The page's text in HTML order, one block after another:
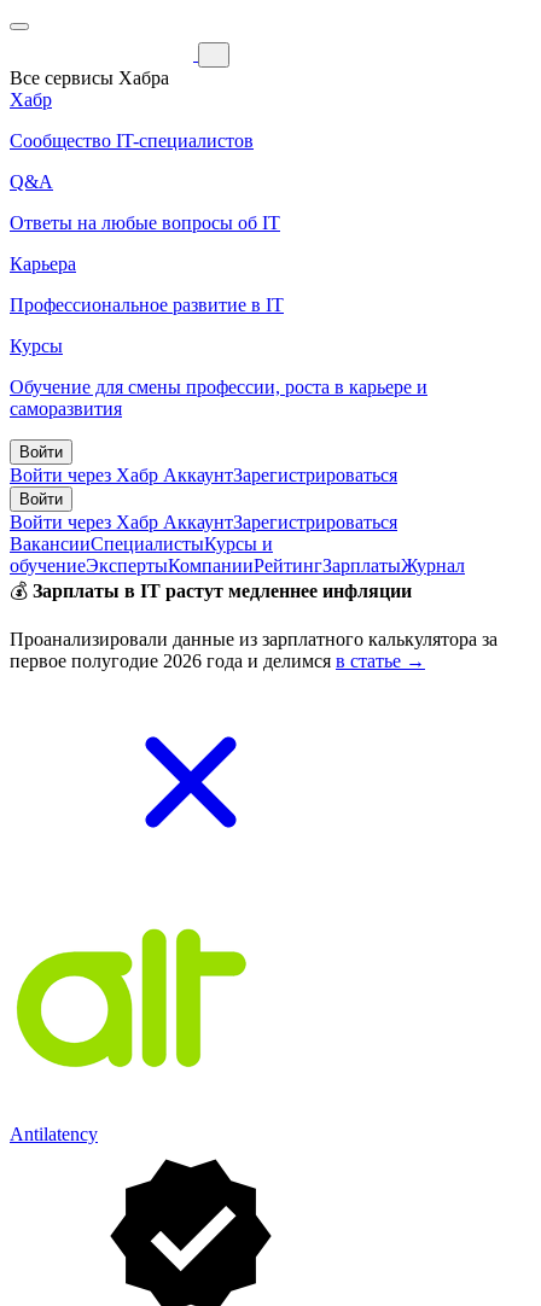
Все сервисы Хабра
Хабр
Сообщество IT-специалистов
Q&A
Ответы на любые вопросы об IT
Карьера
Профессиональное развитие в IT
Курсы
Обучение для смены профессии, роста в карьере и
саморазвития
Войти
Войти через Хабр АккаунтЗарегистрироваться
Войти
Войти через Хабр АккаунтЗарегистрироваться
ВакансииСпециалистыКурсы и
обучениеЭкспертыКомпанииРейтингЗарплатыЖурнал
💰 Зарплаты в IT растут медленнее инфляции
Проанализировали данные из зарплатного калькулятора за
первое полугодие 2026 года и делимся в статье →
Antilatency